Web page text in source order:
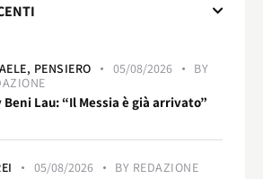
PENSIERO 05/08/2026
BY
Beni Lau: “Il Messia è già arrivato”
05/08/2026 BY REDAZIONE